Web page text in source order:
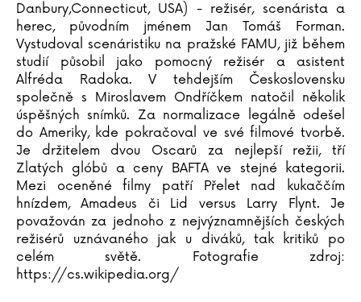
Danbury,Connecticut, USA) - režisér, scenárista a
herec, původním jménem Jan Tomáš Forman.
Vystudoval scenáristiku na pražské FAMU, již během
studií působil jako pomocný režisér a asistent
Alfréda Radoka. V tehdejším Československu
společně s Miroslavem Ondříčkem natočil několik
úspěšných snímků. Za normalizace legálně odešel
do Ameriky, kde pokračoval ve své filmové tvorbě.
Je držitelem dvou Oscarů za nejlepší režii, tří
Zlatých glóbů a ceny BAFTA ve stejné kategorii.
Mezi oceněné filmy patří Přelet nad kukaččím
hnízdem, Amadeus či Lid versus Larry Flynt. Je
považován za jednoho z nejvýznamnějších českých
režisérů uznávaného jak u diváků, tak kritiků po
celém světě. Fotografie zdroj:
https://cs.wikipedia.org/